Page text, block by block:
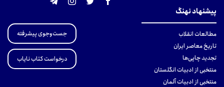
پیشنهاد نهنگ
مطالعات انقلاب
تاریخ معاصر ایران
تجدید چاپی‌ها
منتخبی از ادبیات انگلستان
منتخبی از ادبیات آلمان
جست‌وجوی پیشرفته
درخواست کتاب نایاب